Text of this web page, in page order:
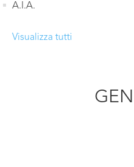
A.I.A.
Visualizza tutti